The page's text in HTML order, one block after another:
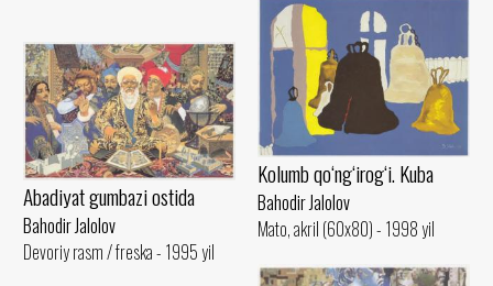
Kolumb qo‘ng‘irog‘i. Kuba
Bahodir Jalolov
Mato, akril (60x80) - 1998 yil
Abadiyat gumbazi ostida
Bahodir Jalolov
Devoriy rasm / freska - 1995 yil